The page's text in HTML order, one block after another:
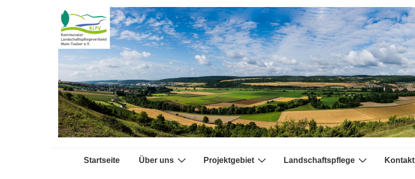
Hauptnavigation
Startseite Über uns Projektgebiet Landschaftspflege Kontakt